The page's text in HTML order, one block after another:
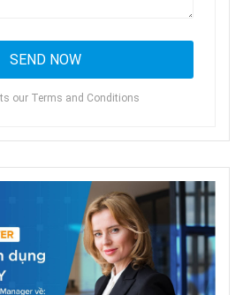
our Terms and Conditions